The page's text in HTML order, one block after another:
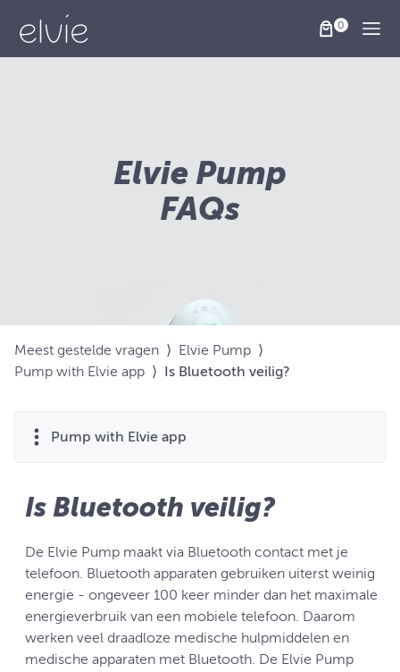
Elvie Pump
FAQs
Meest gestelde vragen ⟩ Elvie Pump ⟩
Pump with Elvie app ⟩ Is Bluetooth veilig?
Pump with Elvie app
Is Bluetooth veilig?
De Elvie Pump maakt via Bluetooth contact met je
telefoon. Bluetooth apparaten gebruiken uiterst weinig
energie - ongeveer 100 keer minder dan het maximale
energieverbruik van een mobiele telefoon. Daarom
werken veel draadloze medische hulpmiddelen en
medische apparaten met Bluetooth. De Elvie Pump